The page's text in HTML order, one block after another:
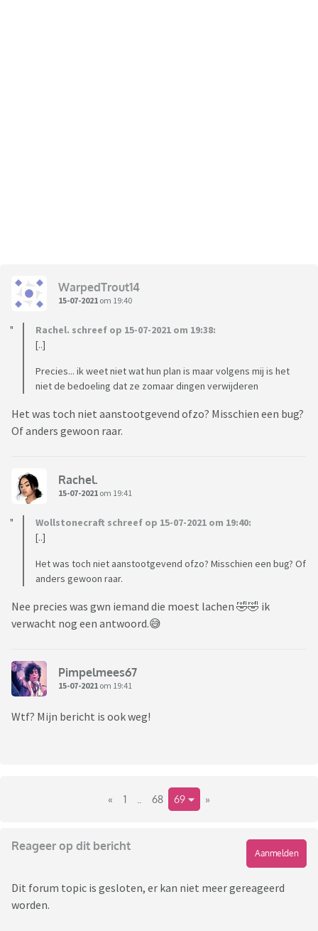
WarpedTrout14
15-07-2021 om 19:40
Rachel. schreef op 15-07-2021 om 19:38:
[..]
Precies... ik weet niet wat hun plan is maar volgens mij is het
niet de bedoeling dat ze zomaar dingen verwijderen
Het was toch niet aanstootgevend ofzo? Misschien een bug?
Of anders gewoon raar.
Rachel.
15-07-2021 om 19:41
Wollstonecraft schreef op 15-07-2021 om 19:40:
[..]
Het was toch niet aanstootgevend ofzo? Misschien een bug? Of
anders gewoon raar.
Nee precies was gwn iemand die moest lachen 🤣🤣 ik
verwacht nog een antwoord.😅
Pimpelmees67
15-07-2021 om 19:41
Wtf? Mijn bericht is ook weg!
« 1 68 69 »
Reageer op dit bericht
Aanmelden
Dit forum topic is gesloten, er kan niet meer gereageerd
worden.